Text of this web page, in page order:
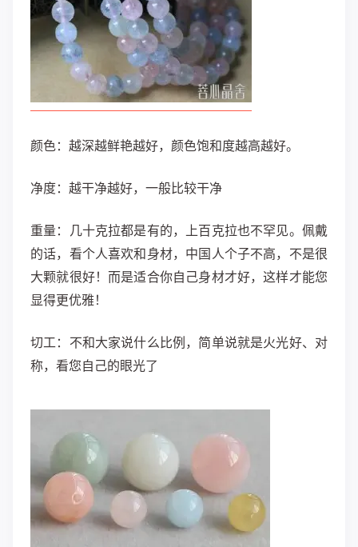
颜色：越深越鲜艳越好，颜色饱和度越高越好。
净度：越干净越好，一般比较干净
重量：几十克拉都是有的，上百克拉也不罕见。佩戴
的话，看个人喜欢和身材，中国人个子不高，不是很
大颗就很好！而是适合你自己身材才好，这样才能您
显得更优雅！
切工：不和大家说什么比例，简单说就是火光好、对
称，看您自己的眼光了